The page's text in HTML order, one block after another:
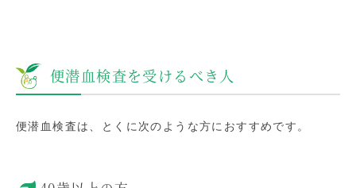
便潜血検査を受けるべき人
便潜血検査は、とくに次のような方におすすめです。